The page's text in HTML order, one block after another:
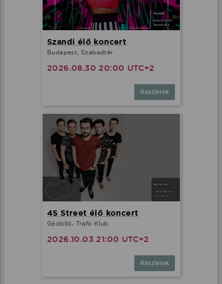
Szandi élő koncert
Budapest, Szabadtér
2026.08.30 20:00 UTC+2
Részletek
4S Street élő koncert
Gödöllő, Trafó Klub
2026.10.03 21:00 UTC+2
Részletek